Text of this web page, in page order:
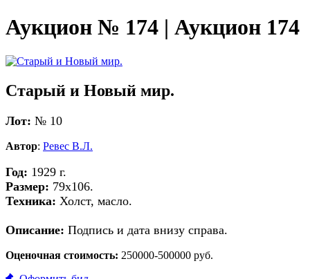
Аукцион № 174 | Аукцион 174
Старый и Новый мир.
Лот: № 10
Автор: Ревес В.Л.
Год: 1929 г.
Размер: 79х106.
Техника: Холст, масло.
Описание: Подпись и дата внизу справа.
Оценочная стоимость: 250000-500000 руб.